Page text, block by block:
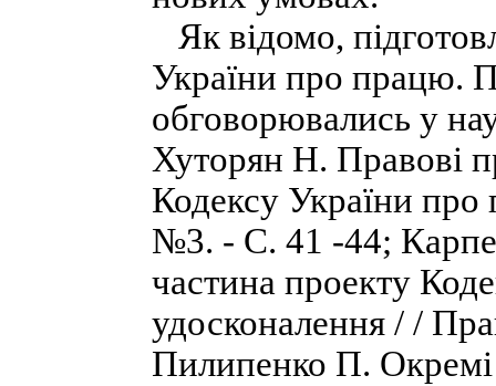
Як відомо,
України про працю.
обговорювались у
Хуторян Н. Правові
Кодексу України
№3. - С. 41 -44;
частина проекту
удосконалення / /
Пилипенко П. Окремі